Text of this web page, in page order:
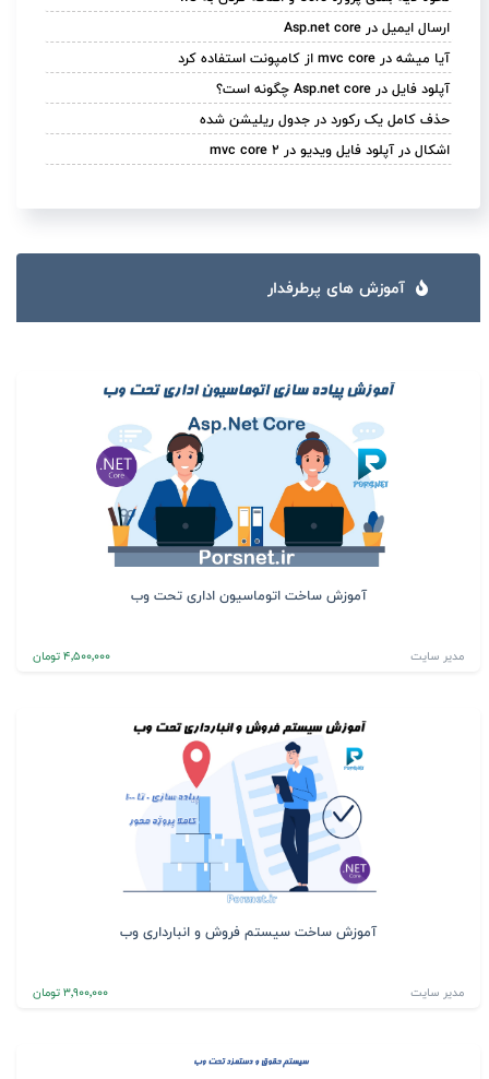
ارسال ایمیل در Asp.net core
آیا میشه در mvc core از کامپونت استفاده کرد
آپلود فایل در Asp.net core چگونه است؟
حذف کامل یک رکورد در جدول ریلیشن شده
اشکال در آپلود فایل ویدیو در mvc core 2
آموزش های پرطرفدار
آموزش ساخت اتوماسیون اداری تحت وب
مدیر سایت 4٬500٬000 تومان
آموزش ساخت سیستم فروش و انبارداری وب
مدیر سایت 3٬900٬000 تومان